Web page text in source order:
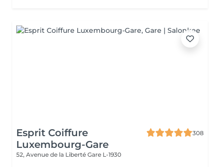
Esprit Coiffure
Luxembourg-Gare
308
52, Avenue de la Liberté Gare L-1930